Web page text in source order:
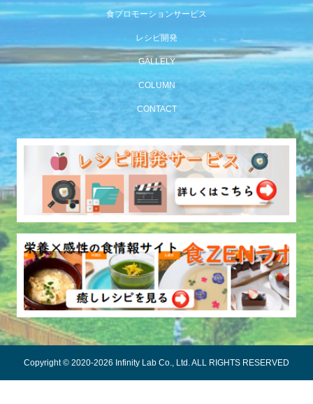
食プロモーションサービス
レシピ開発
GALLELY
COLUMN
CONTACT
Copyright © 2020-2026 Infinity Lab Co., Ltd. ALL RIGHTS RESERVED